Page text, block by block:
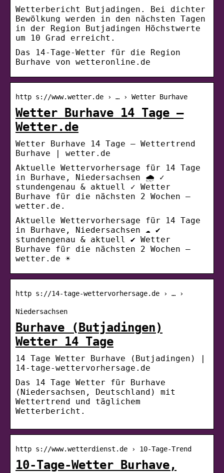
Wetterbericht Butjadingen. Bei dichter
Bewölkung werden in den nächsten Tagen
in der Region Butjadingen Höchstwerte
um 10 Grad erreicht.
Das 14-Tage-Wetter für die Region
Burhave von wetteronline.de
http s://www.wetter.de › … › Wetter Burhave
Wetter Burhave 14 Tage –
Wetter.de
Wetter Burhave 14 Tage – Wettertrend
Burhave | wetter.de
Aktuelle Wettervorhersage für 14 Tage
in Burhave, Niedersachsen 🌧️ ✓
stundengenau & aktuell ✓ Wetter
Burhave für die nächsten 2 Wochen –
wetter.de.
Aktuelle Wettervorhersage für 14 Tage
in Burhave, Niedersachsen ☁️ ✔
stundengenau & aktuell ✔ Wetter
Burhave für die nächsten 2 Wochen –
wetter.de ☀
http s://14-tage-wettervorhersage.de › … ›
Niedersachsen
Burhave (Butjadingen)
Wetter 14 Tage
14 Tage Wetter Burhave (Butjadingen) |
14-tage-wettervorhersage.de
Das 14 Tage Wetter für Burhave
(Niedersachsen, Deutschland) mit
Wettertrend und täglichem
Wetterbericht.
http s://www.wetterdienst.de › 10-Tage-Trend
10-Tage-Wetter Burhave,